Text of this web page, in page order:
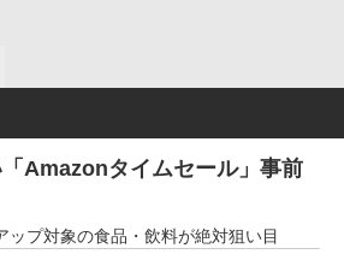
Amazonタイムセール」事前
ップ対象の食品・飲料が絶対狙い目